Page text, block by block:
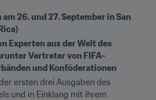
26. und 27. September in San
Experten aus der Welt des
Vertreter von FIFA-
und Konföderationen
ersten drei Ausgaben des
und in Einklang mit ihrem